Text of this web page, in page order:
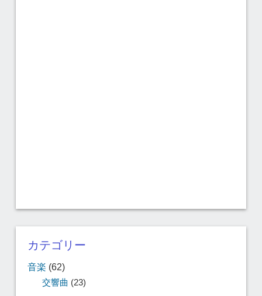
カテゴリー
音楽 (62)
交響曲 (23)